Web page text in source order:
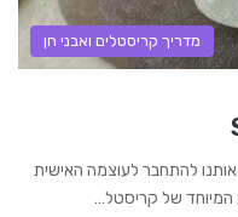
מדריך קריסטלים ואבני חן
להתחבר לעוצמה האישית
המיוחד של קריסטל…